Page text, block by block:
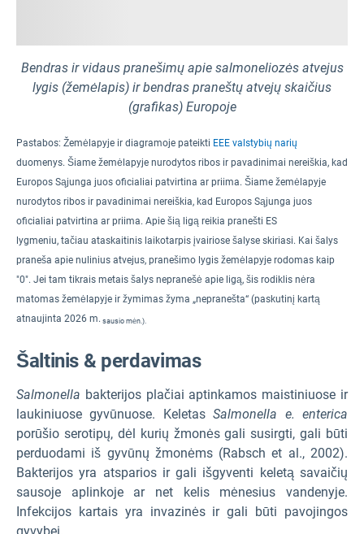
Bendras ir vidaus pranešimų apie salmoneliozės atvejus
lygis (žemėlapis) ir bendras praneštų atvejų skaičius
(grafikas) Europoje
Pastabos: Žemėlapyje ir diagramoje pateikti EEE valstybių narių
duomenys. Šiame žemėlapyje nurodytos ribos ir pavadinimai nereiškia, kad
Europos Sąjunga juos oficialiai patvirtina ar priima. Šiame žemėlapyje
nurodytos ribos ir pavadinimai nereiškia, kad Europos Sąjunga juos
oficialiai patvirtina ar priima. Apie šią ligą reikia pranešti ES
lygmeniu, tačiau ataskaitinis laikotarpis įvairiose šalyse skiriasi. Kai šalys
praneša apie nulinius atvejus, pranešimo lygis žemėlapyje rodomas kaip
"0". Jei tam tikrais metais šalys nepranešė apie ligą, šis rodiklis nėra
matomas žemėlapyje ir žymimas žyma „nepranešta“ (paskutinį kartą
atnaujinta 2026 m. sausio mėn.).
Šaltinis & perdavimas
Salmonella bakterijos plačiai aptinkamos maistiniuose ir
laukiniuose gyvūnuose. KeletasSalmonella e. enterica
porūšio serotipų, dėl kurių žmonės gali susirgti, gali būti
perduodami iš gyvūnų žmonėms (Rabsch et al., 2002).
Bakterijos yra atsparios ir gali išgyventi keletą savaičių
sausoje aplinkoje ar net kelis mėnesius vandenyje.
Infekcijos kartais yra invazinės ir gali būti pavojingos
gyvybei.